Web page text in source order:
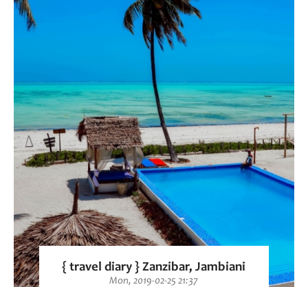
{ travel diary } Zanzibar, Jambiani
Mon, 2019-02-25 21:37